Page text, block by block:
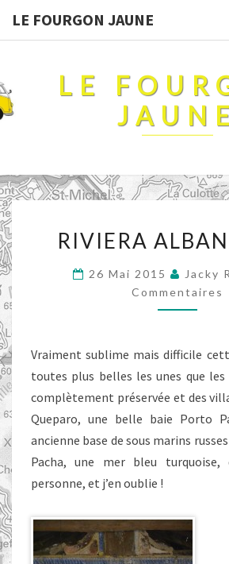
LE FOURGON JAUNE
LE
RIVIERA
26 Mai 2015 Jacky
Commentaires
Vraiment sublime mais difficile
toutes plus belles les unes que
complètement préservée et des
Queparo, une belle baie Porto
ancienne base de sous marins
Pacha, une mer bleu turquoise,
personne, et j’en oublie !